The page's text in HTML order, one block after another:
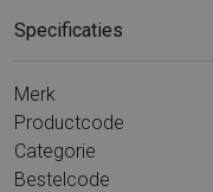
Specificaties
Merk
Productcode
Categorie
Bestelcode